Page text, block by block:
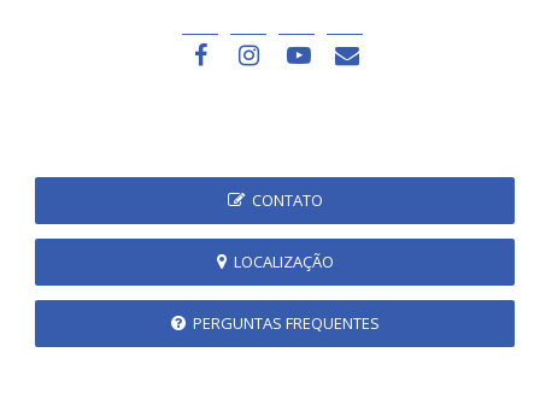
CONTATO
LOCALIZAÇÃO
PERGUNTAS FREQUENTES